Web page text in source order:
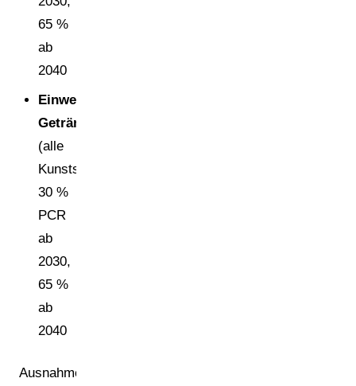
65 %
ab
2040
Einweg-
Getränkeflaschen
(alle
Kunststoffe):
30 %
PCR
ab
2030,
65 %
ab
2040
Ausnahmen